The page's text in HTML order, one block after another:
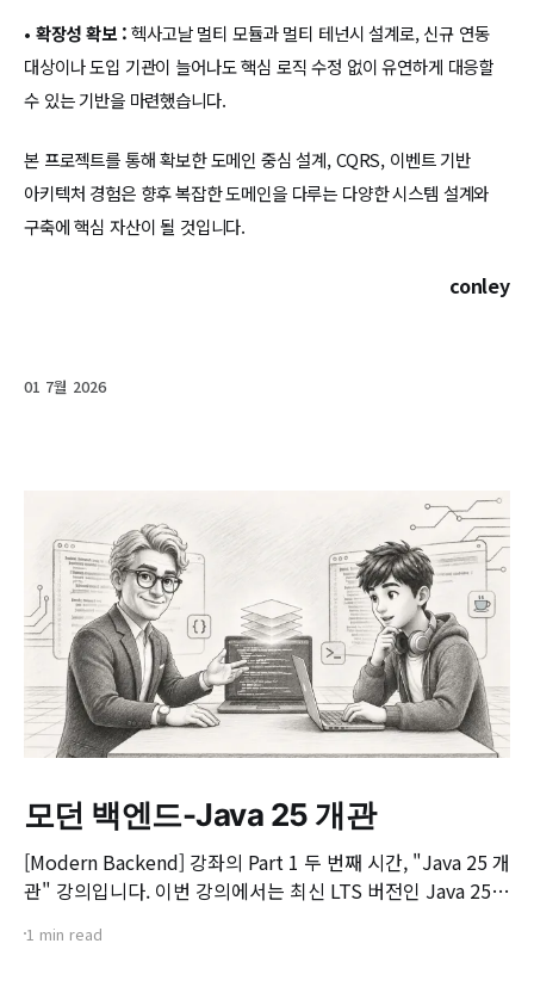
• 확장성 확보 :헥사고날 멀티 모듈과 멀티 테넌시 설계로, 신규 연동
대상이나 도입 기관이 늘어나도 핵심 로직 수정 없이 유연하게 대응할
수 있는 기반을 마련했습니다.
본 프로젝트를 통해 확보한 도메인 중심 설계, CQRS, 이벤트 기반
아키텍처 경험은 향후 복잡한 도메인을 다루는 다양한 시스템 설계와
구축에 핵심 자산이 될 것입니다.
conley
01 7월 2026
모던 백엔드-Java 25 개관
[Modern Backend] 강좌의 Part 1 두 번째 시간, "Java 25 개
관" 강의입니다. 이번 강의에서는 최신 LTS 버전인 Java 25의
Enhancement Proposal) 기능들을 살펴봅니다. 📌 주요 학
1 min read